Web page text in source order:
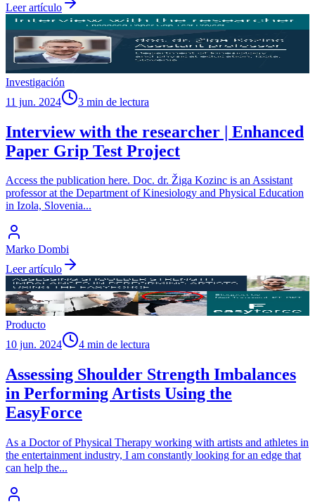
Leer artículo
Investigación
11 jun. 2024
3 min de lectura
Interview with the researcher | Enhanced
Paper Grip Test Project
Access the publication here. Doc. dr. Žiga Kozinc is an Assistant
professor at the Department of Kinesiology and Physical Education
in Izola, Slovenia...
Marko Dombi
Leer artículo
Producto
10 jun. 2024
4 min de lectura
Assessing Shoulder Strength Imbalances
in Performing Artists Using the
EasyForce
As a Doctor of Physical Therapy working with artists and athletes in
the entertainment industry, I am constantly looking for an edge that
can help the...